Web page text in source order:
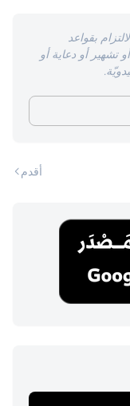
بقواعد
تشهير أو دعاية أو
أقدم